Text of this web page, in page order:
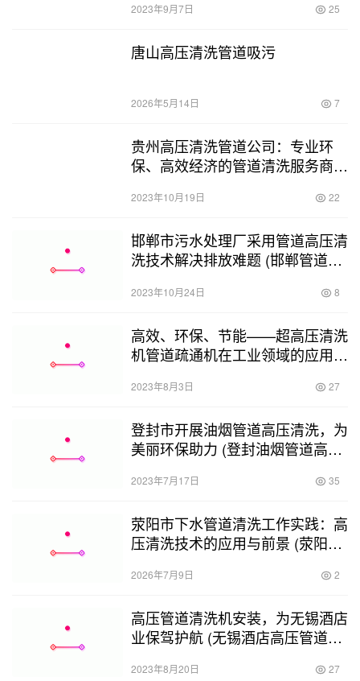
2023年9月7日 25
唐山高压清洗管道吸污
2026年5月14日 7
贵州高压清洗管道公司：专业环
保、高效经济的管道清洗服务商
2023年10月19日 22
邯郸市污水处理厂采用管道高压清
洗技术解决排放难题 (邯郸管道高
2023年10月24日 8
高效、环保、节能——超高压清洗
机管道疏通机在工业领域的应用探
2023年8月3日 27
登封市开展油烟管道高压清洗，为
美丽环保助力 (登封油烟管道高压
2023年7月17日 35
荥阳市下水管道清洗工作实践：高
压清洗技术的应用与前景 (荥阳下
2026年7月9日 2
高压管道清洗机安装，为无锡酒店
业保驾护航 (无锡酒店高压管道清
2023年8月20日 27